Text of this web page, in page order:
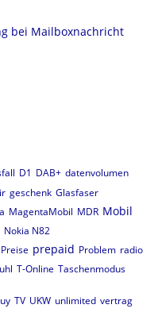
bei Mailboxnachricht
D1 DAB+ datenvolumen
geschenk Glasfaser
MagentaMobil MDR Mobil
Nokia N82
Preise prepaid Problem radio
T-Online Taschenmodus
TV UKW unlimited vertrag